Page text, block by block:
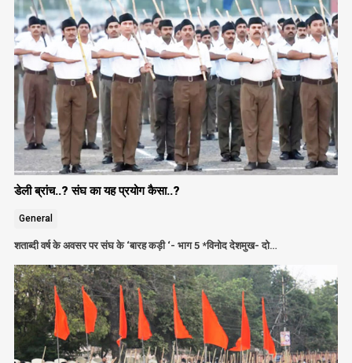
डेली ब्रांच..? संघ का यह प्रयोग कैसा..?
General
शताब्दी वर्ष के अवसर पर संघ के ‘बारह कड़ी ‘- भाग 5 *विनोद देशमुख- दो…